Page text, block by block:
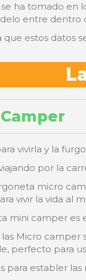
ha tomado en
entre dentro
estos datos
vivirla y la
por la
micro
vivir la vida al
mini camper es
las Micro
perfecto para
para establer